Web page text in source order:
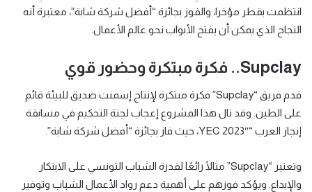
انتظمت بقطر مؤخرا، والفوز بجائزة “أفضل شركة شابة”، معتبرة أنه
النجاح الذي يمكن أن يفتح الأبواب نحو عالم الأعمال.
Supclay.. فكرة مبتكرة وحضور قوي
قدم فريق “Supclay” فكرة مبتكرة لإنتاج إسمنت صديق للبيئة قائم
على الطين. وقد نال هذا المشروع إعجاب لجنة التحكيم في مسابقة
إنجاز العرب “YEC 2023″، حيث فاز بجائزة “أفضل شركة شابة”.
وتعتبر “Supclay” مثالًا رائعًا لقدرة الشباب التونسي على الابتكار
والإبداع. ويؤكد فوزهم على أهمية دعم رواد الأعمال الشباب وتوفير